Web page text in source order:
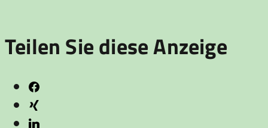
Teilen Sie diese Anzeige